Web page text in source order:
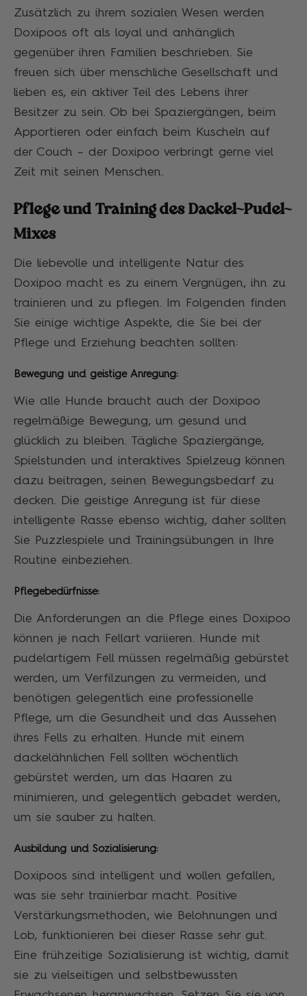
Zusätzlich zu ihrem sozialen Wesen werden
Doxipoos oft als loyal und anhänglich
gegenüber ihren Familien beschrieben. Sie
freuen sich über menschliche Gesellschaft und
lieben es, ein aktiver Teil des Lebens ihrer
Besitzer zu sein. Ob bei Spaziergängen, beim
Apportieren oder einfach beim Kuscheln auf
der Couch – der Doxipoo verbringt gerne viel
Zeit mit seinen Menschen.
Pflege und Training des Dackel-Pudel-
Mixes
Die liebevolle und intelligente Natur des
Doxipoo macht es zu einem Vergnügen, ihn zu
trainieren und zu pflegen. Im Folgenden finden
Sie einige wichtige Aspekte, die Sie bei der
Pflege und Erziehung beachten sollten:
Bewegung und geistige Anregung:
Wie alle Hunde braucht auch der Doxipoo
regelmäßige Bewegung, um gesund und
glücklich zu bleiben. Tägliche Spaziergänge,
Spielstunden und interaktives Spielzeug können
dazu beitragen, seinen Bewegungsbedarf zu
decken. Die geistige Anregung ist für diese
intelligente Rasse ebenso wichtig, daher sollten
Sie Puzzlespiele und Trainingsübungen in Ihre
Routine einbeziehen.
Pflegebedürfnisse:
Die Anforderungen an die Pflege eines Doxipoo
können je nach Fellart variieren. Hunde mit
pudelartigem Fell müssen regelmäßig gebürstet
werden, um Verfilzungen zu vermeiden, und
benötigen gelegentlich eine professionelle
Pflege, um die Gesundheit und das Aussehen
ihres Fells zu erhalten. Hunde mit einem
dackelähnlichen Fell sollten wöchentlich
gebürstet werden, um das Haaren zu
minimieren, und gelegentlich gebadet werden,
um sie sauber zu halten.
Ausbildung und Sozialisierung:
Doxipoos sind intelligent und wollen gefallen,
was sie sehr trainierbar macht. Positive
Verstärkungsmethoden, wie Belohnungen und
Lob, funktionieren bei dieser Rasse sehr gut.
Eine frühzeitige Sozialisierung ist wichtig, damit
sie zu vielseitigen und selbstbewussten